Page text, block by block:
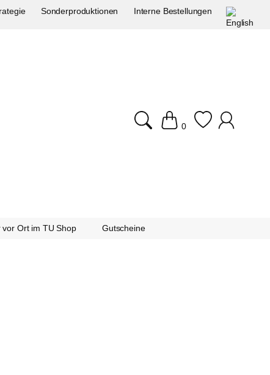
Sonderproduktionen Interne Bestellungen
0
vor Ort im TU Shop Gutscheine